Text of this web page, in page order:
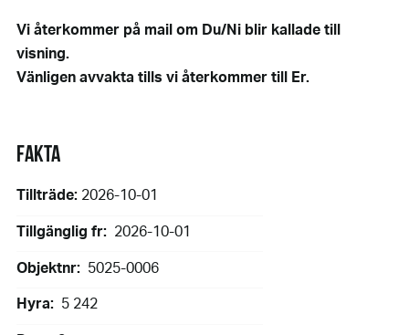
Vi återkommer på mail om Du/Ni blir kallade till
visning.
Vänligen avvakta tills vi återkommer till Er.
FAKTA
Tillträde:2026-10-01
Tillgänglig fr: 2026-10-01
Objektnr: 5025-0006
Hyra: 5 242